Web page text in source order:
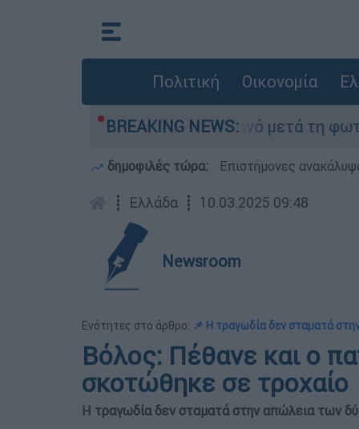
Πολιτική Οικονομία
BREAKING NEWS:
στο Πόρτο Γερμανό μετά τη φωτιά -
δημοφιλές τώρα: Επιστήμονες
┋ Ελλάδα ┋ 10.03.2025 09:48
Newsroom
Ενότητες στο άρθρο: 📌 Η τραγωδία δεν σταματά
Βόλος: Πέθανε και ο
σκοτώθηκε σε τροχαίο
Η τραγωδία δεν σταματά στην απώλεια των